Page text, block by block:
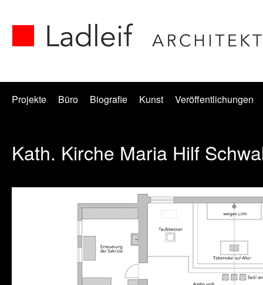
Projekte Büro Biografie Kunst Veröffentlichungen
Kath. Kirche Maria Hilf